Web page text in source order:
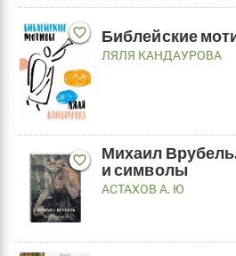
favorite_border Библейские
ЛЯЛЯ КАНДАУРОВА
favorite_border
Михаил
и символы
АСТАХОВ А. Ю